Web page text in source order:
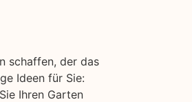
schaffen, der das
Ideen für Sie:
Ihren Garten